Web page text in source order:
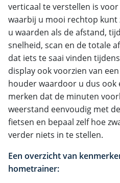
verticaal te verstellen is
waarbij u mooi rechtop kunt
u waarden als de afstand,
snelheid, scan en de totale
dat iets te saai vinden
display ook voorzien van
houder waardoor u dus ook
merken dat de minuten
weerstand eenvoudig met
fietsen en bepaal zelf hoe
verder niets in te stellen.
Een overzicht van
hometrainer: